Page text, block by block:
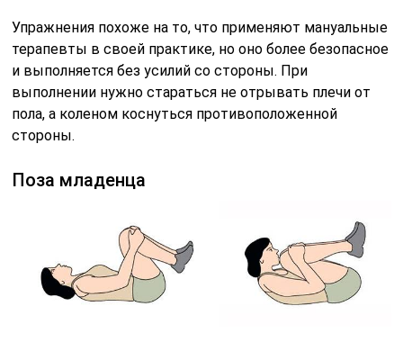
Лежа спиной на полу, обхватить колени руками и
подтяните их к груди, при этом можно отрывать от
пола низ спины. В таком положении нужно застыть на
15-30 секунд.
Растягивания на фитболе